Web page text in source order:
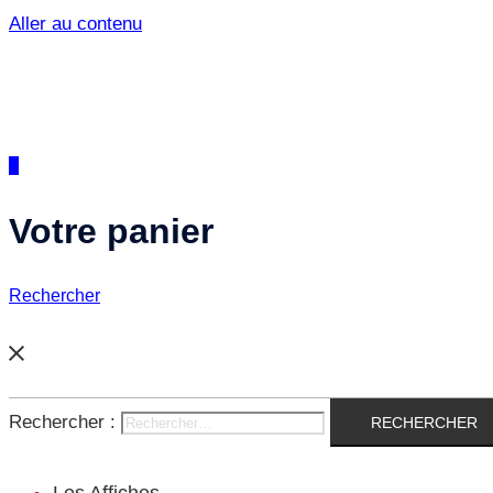
Aller au contenu
Votre panier
Rechercher
Rechercher :